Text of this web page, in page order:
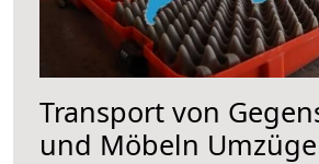
Transport von
und Möbeln